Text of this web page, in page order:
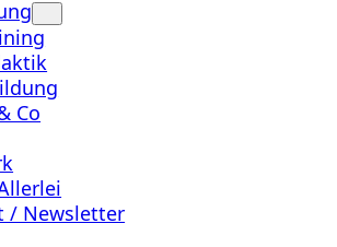
Co
/ Newsletter